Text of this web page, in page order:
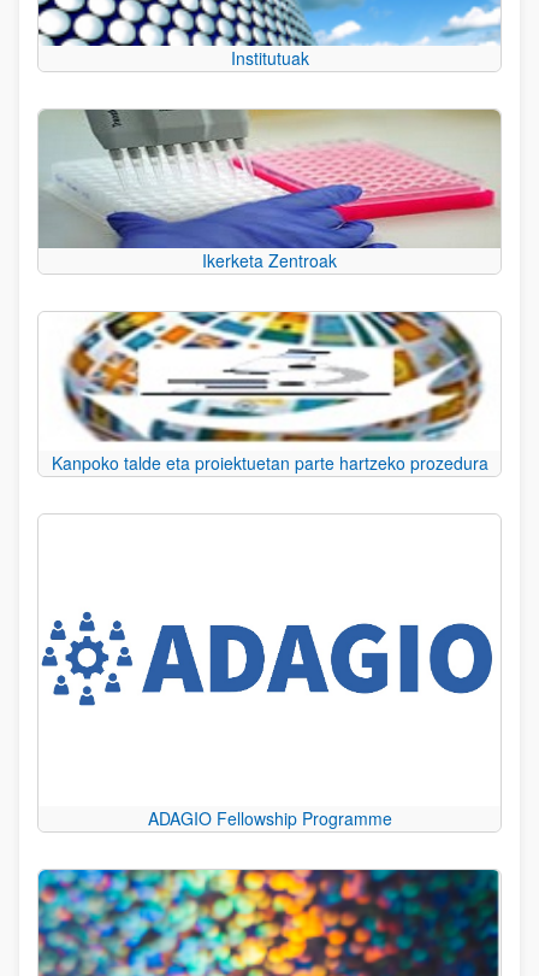
Institutuak
Ikerketa Zentroak
Kanpoko talde eta proiektuetan parte hartzeko prozedura
ADAGIO Fellowship Programme